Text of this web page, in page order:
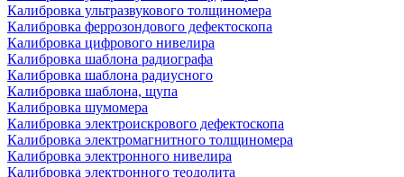
Калибровка ультразвукового толщиномера
Калибровка феррозондового дефектоскопа
Калибровка цифрового нивелира
Калибровка шаблона радиографа
Калибровка шаблона радиусного
Калибровка шаблона, щупа
Калибровка шумомера
Калибровка электроискрового дефектоскопа
Калибровка электромагнитного толщиномера
Калибровка электронного нивелира
Калибровка электронного теодолита